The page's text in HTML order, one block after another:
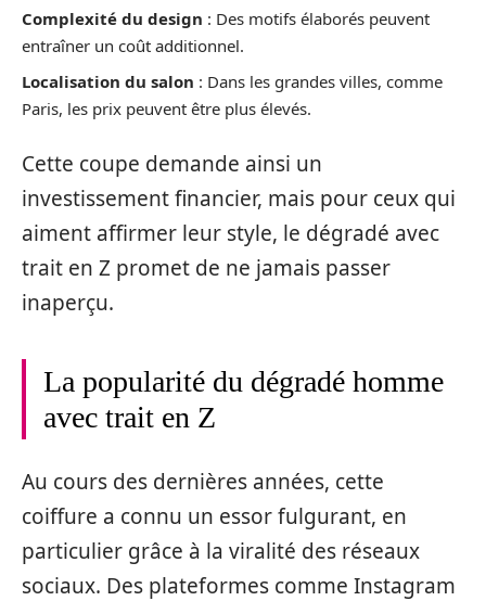
Complexité du design : Des motifs élaborés peuvent
entraîner un coût additionnel.
Localisation du salon : Dans les grandes villes, comme
Paris, les prix peuvent être plus élevés.
Cette coupe demande ainsi un
investissement financier, mais pour ceux qui
aiment affirmer leur style, le dégradé avec
trait en Z promet de ne jamais passer
inaperçu.
La popularité du dégradé homme
avec trait en Z
Au cours des dernières années, cette
coiffure a connu un essor fulgurant, en
particulier grâce à la viralité des réseaux
sociaux. Des plateformes comme Instagram